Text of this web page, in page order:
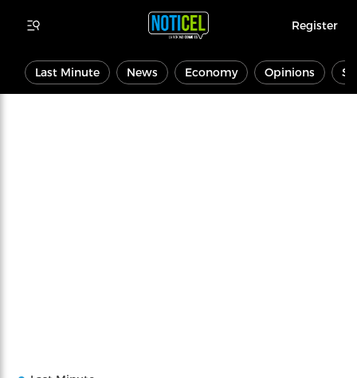
Register
Last Minute News Economy Opinions